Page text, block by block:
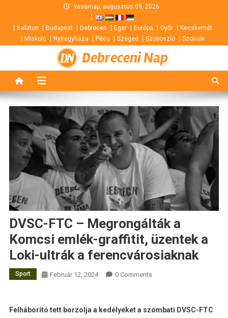
content
vasárnap, augusztus 09, 2026
Balaton Budapest Debrecen Eger Európa Győr
Kecskemét
Miskolc
Nyíregyháza Pécs Szeged Szoboszló Szolnok
Debreceni Nap
DVSC-FTC – Megrongálták a
Komcsi emlék-graffitit, üzentek a
Loki-ultrák a ferencvárosiaknak
Sport Február 12, 2024 0 Comments
Felháborító tett borzolja a kedélyeket a szombati DVSC-FTC